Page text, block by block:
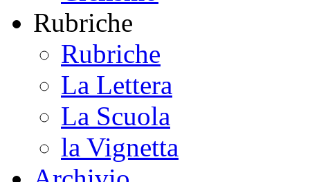
Rubriche
Rubriche
La Lettera
La Scuola
la Vignetta